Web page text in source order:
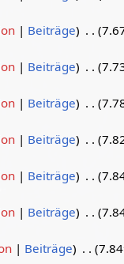
Beiträge
Beiträge
Beiträge
Beiträge
Beiträge
Beiträge
Beiträge